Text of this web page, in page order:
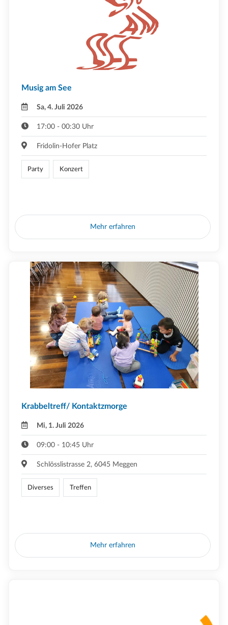
Musig am See
Sa, 4. Juli 2026
17:00 - 00:30 Uhr
Fridolin-Hofer Platz
Party Konzert
Mehr erfahren
Krabbeltreff/ Kontaktzmorge
Mi, 1. Juli 2026
09:00 - 10:45 Uhr
Schlösslistrasse 2, 6045 Meggen
Diverses Treffen
Mehr erfahren